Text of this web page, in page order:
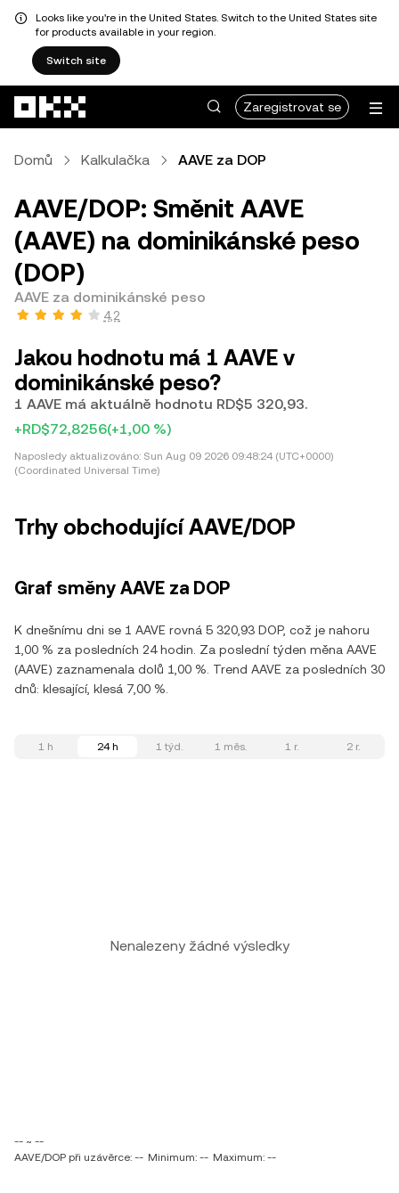
Looks like you're in the United States. Switch to the United States site
for products available in your region.
Switch site
Zaregistrovat se
Domů Kalkulačka AAVE za DOP
AAVE/DOP: Směnit AAVE
(AAVE) na dominikánské peso
(DOP)
AAVE za dominikánské peso
4,2
Jakou hodnotu má 1 AAVE v
dominikánské peso?
1 AAVE má aktuálně hodnotu RD$5 320,93.
+RD$72,8256(+1,00 %)
Naposledy aktualizováno: Sun Aug 09 2026 09:48:24 (UTC+0000)
(Coordinated Universal Time)
Trhy obchodující AAVE/DOP
Graf směny AAVE za DOP
K dnešnímu dni se 1 AAVE rovná 5 320,93 DOP, což je nahoru
1,00 % za posledních 24 hodin. Za poslední týden měna AAVE
(AAVE) zaznamenala dolů 1,00 %. Trend AAVE za posledních 30
dnů: klesající, klesá 7,00 %.
1 h 24 h 1 týd. 1 měs. 1 r. 2 r.
Nenalezeny žádné výsledky
-- ~ --
AAVE/DOP při uzávěrce: -- Minimum: -- Maximum: --